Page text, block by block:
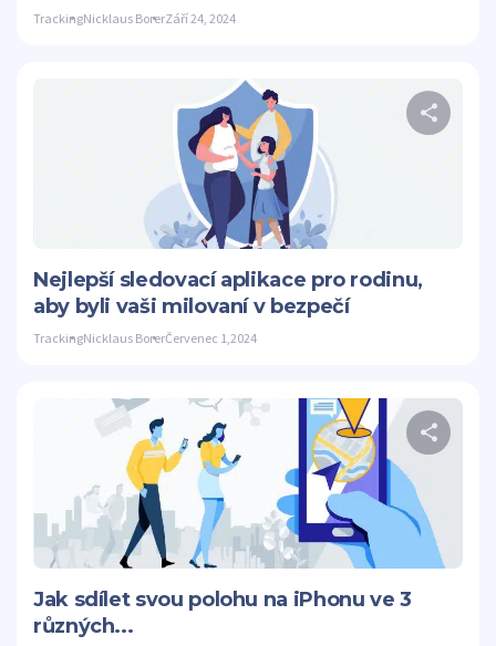
TrackingNicklaus BorerZáří 24, 2024
Nejlepší sledovací aplikace pro rodinu,
aby byli vaši milovaní v bezpečí
TrackingNicklaus BorerČervenec 1,2024
Twitter
Jak sdílet svou polohu na iPhonu ve 3
různých...